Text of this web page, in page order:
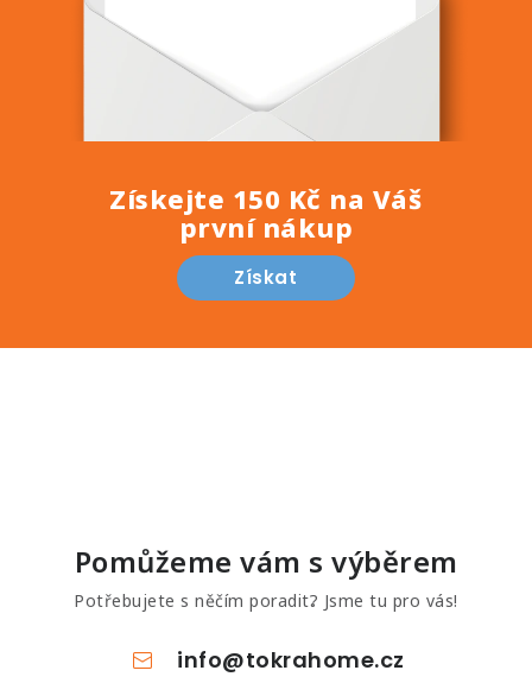
Získejte 150 Kč na Váš
první nákup
Získat
Pomůžeme vám s výběrem
Potřebujete s něčím poradit? Jsme tu pro vás!
info@tokrahome.cz